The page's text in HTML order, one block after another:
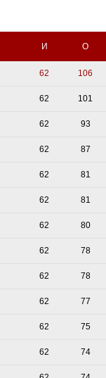
И О
62 106
62 101
62 93
62 87
62 81
62 81
62 80
62 78
62 78
62 77
62 75
62 74